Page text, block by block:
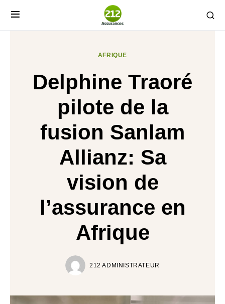
AFRIQUE
Delphine Traoré
pilote de la
fusion Sanlam
Allianz: Sa
vision de
l’assurance en
Afrique
212 ADMINISTRATEUR